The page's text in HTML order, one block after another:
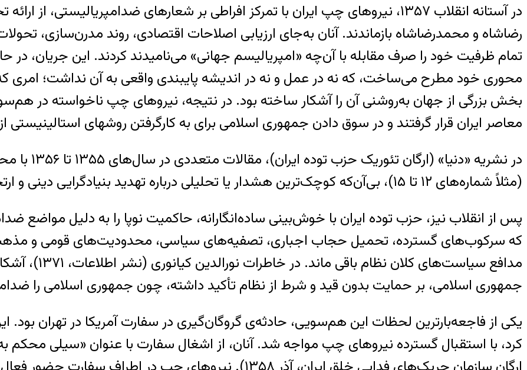
در آستانه انقلاب ۱۳۵۷، نیروهای چپ ایران با تمرکز افراطی بر شعارهای ضدامپریالیستی،
رضاشاه و محمدرضاشاه بازماندند. آنان به‌جای ارزیابی اصلاحات اقتصادی، روند مدرن‌سازی،
تمام ظرفیت خود را صرف مقابله با آن‌چه «امپریالیسم جهانی» می‌نامیدند کردند. این جریان، در
محوری خود مطرح می‌ساخت، که نه در عمل و نه در اندیشه پایبندی واقعی به آن نداشت؛
بخش بزرگی از جهان به‌روشنی آن را آشکار ساخته بود. در نتیجه، نیروهای چپ ناخواسته در
معاصر ایران قرار گرفتند و در سوق دادن جمهوری اسلامی برای به کارگرفتن روشهای استالینیستی
در نشریه
(مثلاً شماره‌های ۱۲ تا ۱۵)، بی‌آن‌که کوچک‌ترین هشدار یا تحلیلی درباره تهدید بنیادگرایی دینی و ارتجاع مذهبی در آستانه‌ی انقلاب ارائه شود.
پس از انقلاب نیز، حزب توده ایران با خوش‌بینی ساده‌انگارانه، حاکمیت نوپا را به دلیل مواضع
که سرکوب‌های گسترده، تحمیل حجاب اجباری، تصفیه‌های سیاسی، محدودیت‌های قومی و
مدافع سیاست‌های
جمهوری اسلامی، بر حمایت بدون قید و شرط از نظام تأکید داشته، چون جمهوری اسلامی را
یکی از فاجعه‌بارترین لحظات این هم‌سویی، حادثه‌ی گروگان‌گیری در سفارت آمریکا در تهران بود.
کرد، با استقبال گسترده‌ نیروهای چپ مواجه شد. آنان، از اشغال سفارت با عنوان «سیلی محکم